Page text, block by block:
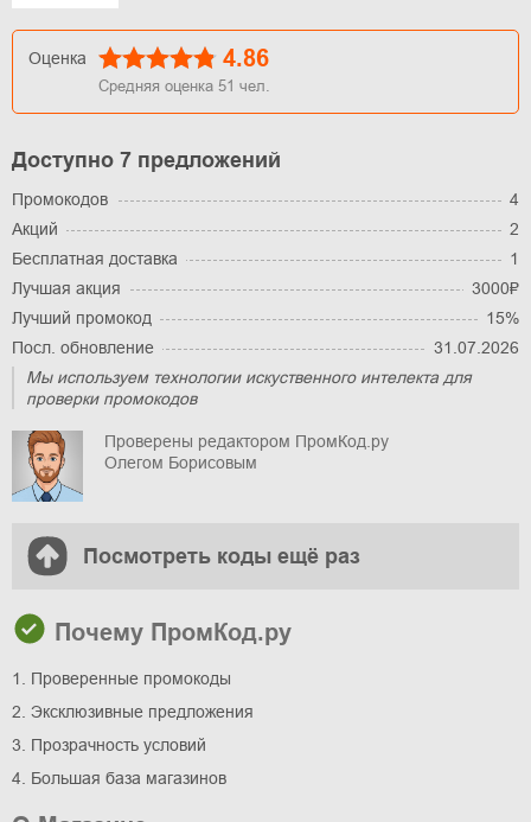
Оценка 4.86
Средняя оценка 51 чел.
Доступно 7 предложений
Промокодов
4
Акций
2
Бесплатная доставка
1
Лучшая акция
3000₽
Лучший промокод
15%
Посл. обновление
31.07.2026
Мы используем технологии искуственного интелекта для
проверки промокодов
Проверены редактором ПромКод.ру
Олегом Борисовым
Посмотреть коды ещё раз
Почему ПромКод.ру
1. Проверенные промокоды
2. Эксклюзивные предложения
3. Прозрачность условий
4. Большая база магазинов